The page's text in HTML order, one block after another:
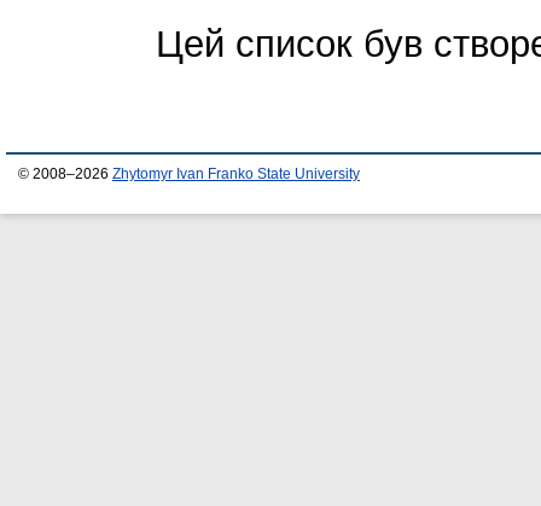
Цей список був
© 2008–2026 Zhytomyr Ivan Franko State University